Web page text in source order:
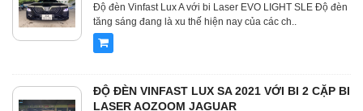
Độ đèn Vinfast Lux A với bi Laser EVO LIGHT SLE Độ đèn
tăng sáng đang là xu thế hiện nay của các ch..
ĐỘ ĐÈN VINFAST LUX SA 2021 VỚI BI 2 CẶP BI
LASER AOZOOM JAGUAR